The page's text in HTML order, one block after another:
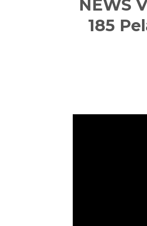
NEWS
185